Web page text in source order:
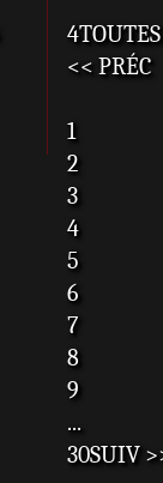
<< PRÉC
1
2
3
4
5
6
7
8
9
...
30SUIV